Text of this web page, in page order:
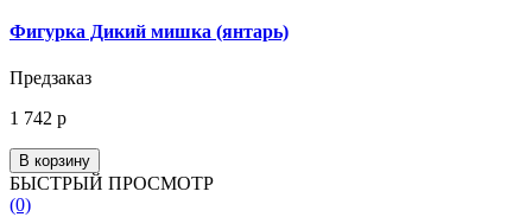
Фигурка Дикий мишка (янтарь)
Предзаказ
1 742 р
В корзину
БЫСТРЫЙ ПРОСМОТР
(0)